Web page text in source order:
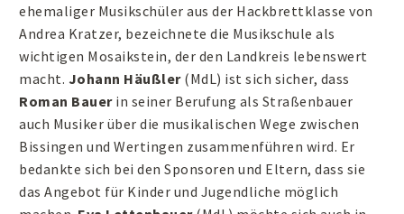
ehemaliger Musikschüler aus der Hackbrettklasse von
Andrea Kratzer, bezeichnete die Musikschule als
wichtigen Mosaikstein, der den Landkreis lebenswert
macht. Johann Häußler(MdL) ist sich sicher, dass
Roman Bauerin seiner Berufung als Straßenbauer
auch Musiker über die musikalischen Wege zwischen
Bissingen und Wertingen zusammenführen wird. Er
bedankte sich bei den Sponsoren und Eltern, dass sie
das Angebot für Kinder und Jugendliche möglich